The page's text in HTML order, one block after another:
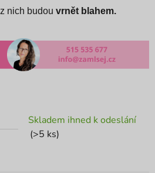
z nich budou vrnět blahem.
Skladem ihned k odeslání
(>5 ks)